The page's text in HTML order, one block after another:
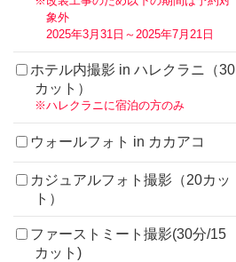
象外
2025年3月31日～2025年7月21日
ホテル内撮影 in ハレクラニ（30
カット）
※ハレクラニに宿泊の方のみ
ウォールフォト in カカアコ
カジュアルフォト撮影（20カッ
ト）
ファーストミート撮影(30分/15
カット)